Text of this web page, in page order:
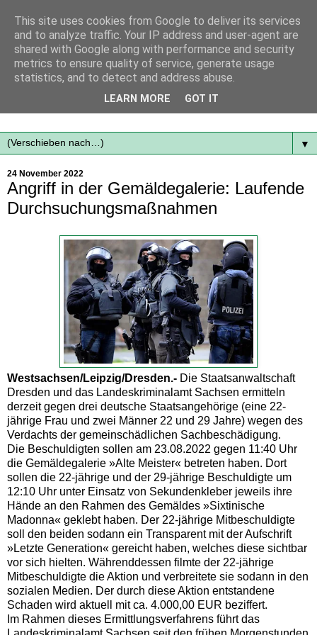
Mit frischen Themen aus der Region immer auf dem
▼
24 November 2022
Angriff in der Gemäldegalerie: Laufende
Durchsuchungsmaßnahmen
Westsachsen/Leipzig/Dresden.- Die Staatsanwaltschaft
Dresden und das Landeskriminalamt Sachsen ermitteln
derzeit gegen drei deutsche Staatsangehörige (eine 22-
jährige Frau und zwei Männer 22 und 29 Jahre) wegen des
Verdachts der gemeinschädlichen Sachbeschädigung.
Die Beschuldigten sollen am 23.08.2022 gegen 11:40 Uhr
die Gemäldegalerie »Alte Meister« betreten haben. Dort
sollen die 22-jährige und der 29-jährige Beschuldigte um
12:10 Uhr unter Einsatz von Sekundenkleber jeweils ihre
Hände an den Rahmen des Gemäldes »Sixtinische
Madonna« geklebt haben. Der 22-jährige Mitbeschuldigte
soll den beiden sodann ein Transparent mit der Aufschrift
»Letzte Generation« gereicht haben, welches diese sichtbar
vor sich hielten. Währenddessen filmte der 22-jährige
Mitbeschuldigte die Aktion und verbreitete sie sodann in den
sozialen Medien. Der durch diese Aktion entstandene
Schaden wird aktuell mit ca. 4.000,00 EUR beziffert.
Im Rahmen dieses Ermittlungsverfahrens führt das
This site uses cookies from Google to deliver its services
and to analyze traffic. Your IP address and user-agent are
shared with Google along with performance and security
metrics to ensure quality of service, generate usage
statistics, and to detect and address abuse.
LEARN MORE GOT IT